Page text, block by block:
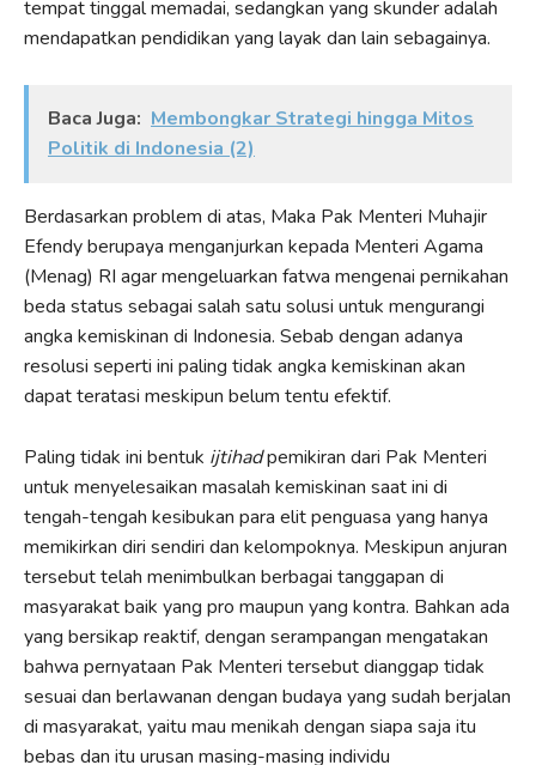
tempat tinggal memadai, sedangkan yang skunder adalah
mendapatkan pendidikan yang layak dan lain sebagainya.
Baca Juga: Membongkar Strategi hingga Mitos
Politik di Indonesia (2)
Berdasarkan problem di atas, Maka Pak Menteri Muhajir
Efendy berupaya menganjurkan kepada Menteri Agama
(Menag) RI agar mengeluarkan fatwa mengenai pernikahan
beda status sebagai salah satu solusi untuk mengurangi
angka kemiskinan di Indonesia. Sebab dengan adanya
resolusi seperti ini paling tidak angka kemiskinan akan
dapat teratasi meskipun belum tentu efektif.
Paling tidak ini bentuk ijtihadpemikiran dari Pak Menteri
untuk menyelesaikan masalah kemiskinan saat ini di
tengah-tengah kesibukan para elit penguasa yang hanya
memikirkan diri sendiri dan kelompoknya. Meskipun anjuran
tersebut telah menimbulkan berbagai tanggapan di
masyarakat baik yang pro maupun yang kontra. Bahkan ada
yang bersikap reaktif, dengan serampangan mengatakan
bahwa pernyataan Pak Menteri tersebut dianggap tidak
sesuai dan berlawanan dengan budaya yang sudah berjalan
di masyarakat, yaitu mau menikah dengan siapa saja itu
bebas dan itu urusan masing-masing individu